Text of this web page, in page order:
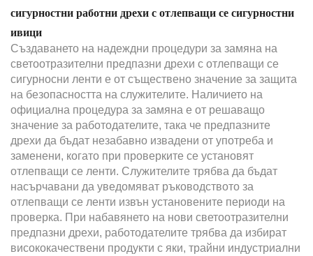
сигурностни работни дрехи с отлепващи се сигурностни
ивици
Създаването на надеждни процедури за замяна на
светоотразителни предпазни дрехи с отлепващи се
сигурносни ленти е от съществено значение за защита
на безопасността на служителите. Наличието на
официална процедура за замяна е от решаващо
значение за работодателите, така че предпазните
дрехи да бъдат незабавно извадени от употреба и
заменени, когато при проверките се установят
отлепващи се ленти. Служителите трябва да бъдат
насърчавани да уведомяват ръководството за
отлепващи се ленти извън установените периоди на
проверка. При набавянето на нови светоотразителни
предпазни дрехи, работодателите трябва да избират
висококачествени продукти с яки, трайни индустриални